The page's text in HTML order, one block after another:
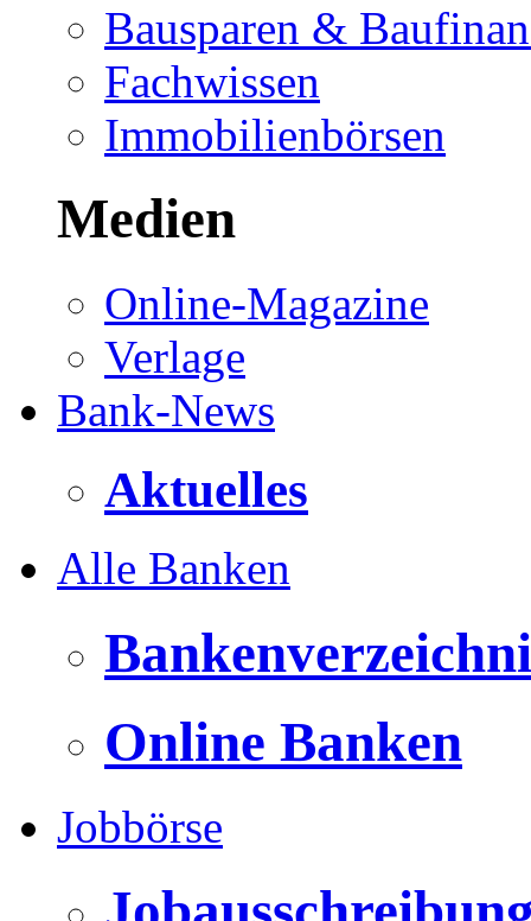
Bausparen &
Fachwissen
Immobilienbörsen
Medien
Online-Magazine
Verlage
Bank-News
Aktuelles
Alle Banken
Online Banken
Jobbörse